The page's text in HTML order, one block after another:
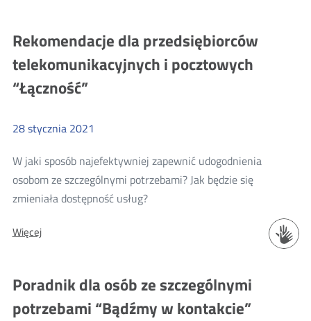
dla
nauczycieli
za
Rekomendacje dla przedsiębiorców
telekomunikacyjnych i pocztowych
“Łączność”
28stycznia 2021
W jaki sposób najefektywniej zapewnić udogodnienia
osobom ze szczególnymi potrzebami? Jak będzie się
zmieniała dostępność usług?Więcej
telekomunikacyjnych
i
Więcej
Poradnik dla osób ze szczególnymi
potrzebami “Bądźmy w kontakcie”